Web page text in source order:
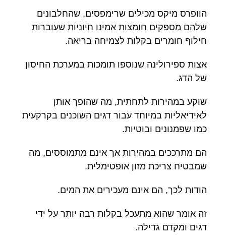
הוופרס מיקס מכילים שרימפסים, שהחלבונים
שלהם מספקים חומצות אמינו חיוניות שעוברות
חילוף חומרים בקלות לצמיחה בריאה.
אצות ספירולינה שנוספו תומכות במערכת החיסון
של הדג.
שוקע במהירות לתחתית, מה שהופך אותן
לאידיאליות במיוחד עבור דגים השוכנים בקרקעית
כמו שפמנונים ובוטיות.
הם מתרככים במהירות אך אינם מתמוססים, מה
שמבטיח צריכת מזון אופטימלית.
הודות לכך, הם אינם מעכירים את המים.
זה אומר שהוא מתעכל בקלות רבה יותר על ידי
דגים ומקדם גדילה.